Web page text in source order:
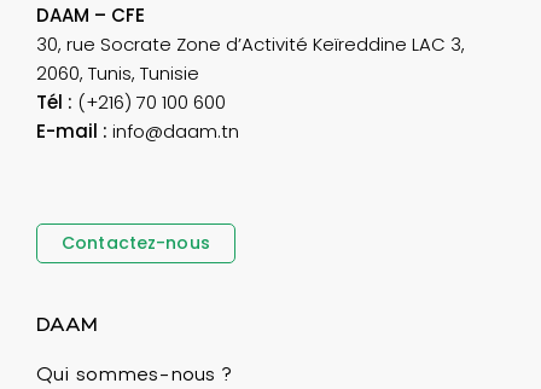
DAAM – CFE
30, rue Socrate Zone d’Activité Keïreddine LAC 3,
2060, Tunis, Tunisie
Tél : (+216) 70 100 600
E-mail : info@daam.tn
Contactez-nous
DAAM
Qui sommes-nous ?